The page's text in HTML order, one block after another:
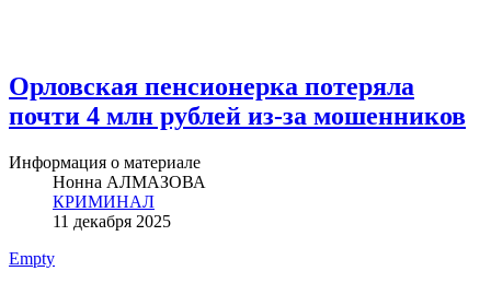
Орловская пенсионерка потеряла
почти 4 млн рублей из-за мошенников
Информация о материале
Нонна АЛМАЗОВА
КРИМИНАЛ
11 декабря 2025
Empty